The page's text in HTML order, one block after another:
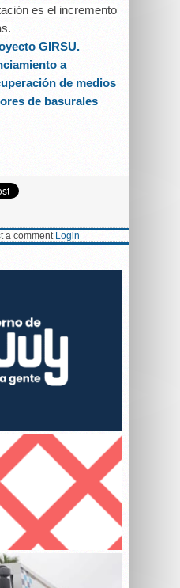
es el incremento
GIRSU.
a
de medios
de basurales
a comment Login